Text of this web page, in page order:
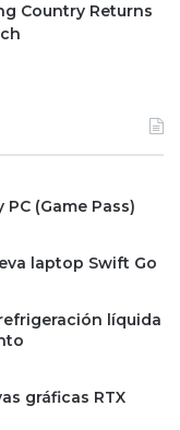
Country Returns
(Game Pass)
laptop Swift Go
refrigeración líquida
gráficas RTX